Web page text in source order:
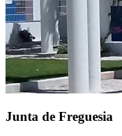
Junta de Freguesia